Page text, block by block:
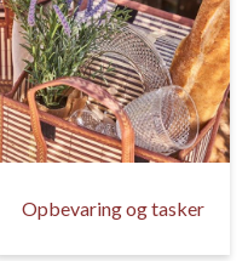
Opbevaring og tasker